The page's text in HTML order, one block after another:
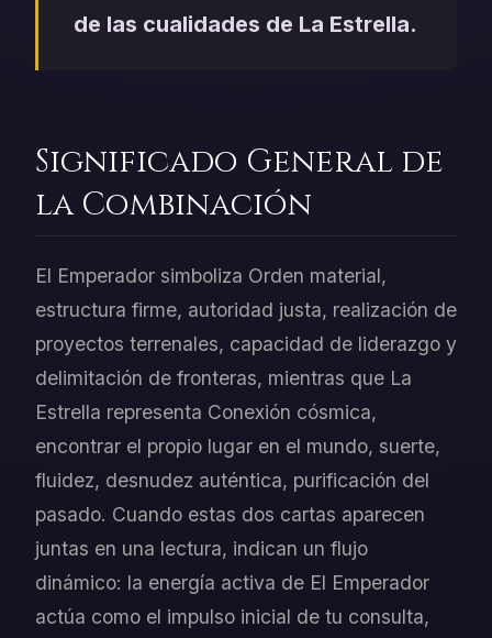
de las cualidades de La Estrella.
Significado General de
la Combinación
El Emperador simboliza Orden material,
estructura firme, autoridad justa, realización de
proyectos terrenales, capacidad de liderazgo y
delimitación de fronteras, mientras que La
Estrella representa Conexión cósmica,
encontrar el propio lugar en el mundo, suerte,
fluidez, desnudez auténtica, purificación del
pasado. Cuando estas dos cartas aparecen
juntas en una lectura, indican un flujo
dinámico: la energía activa de El Emperador
actúa como el impulso inicial de tu consulta,